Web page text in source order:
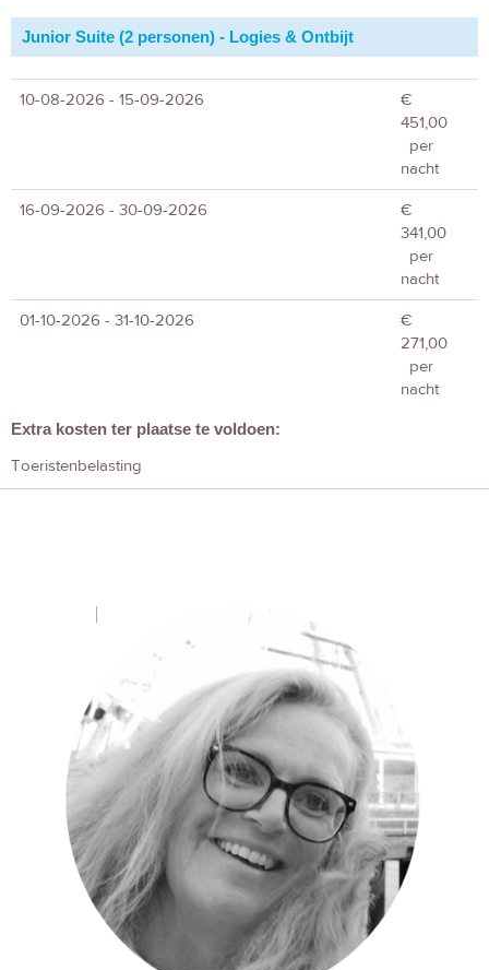
Junior Suite (2 personen) - Logies & Ontbijt
10-08-2026 - 15-09-2026
€
451,00
per
nacht
16-09-2026 - 30-09-2026
€
341,00
per
nacht
01-10-2026 - 31-10-2026
€
271,00
per
nacht
Extra kosten ter plaatse te voldoen:
Toeristenbelasting